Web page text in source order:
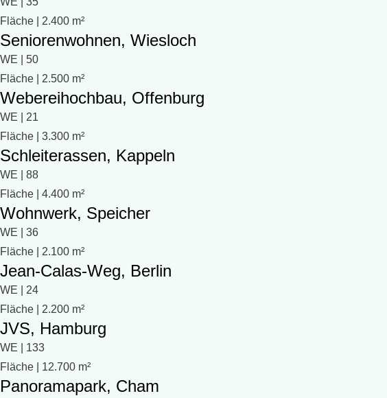
Fläche | 2.400 m²
Seniorenwohnen, Wiesloch
WE | 50
Fläche | 2.500 m²
Webereihochbau, Offenburg
WE | 21
Fläche | 3.300 m²
Schleiterassen, Kappeln
WE | 88
Fläche | 4.400 m²
Wohnwerk, Speicher
WE | 36
Fläche | 2.100 m²
Jean-Calas-Weg, Berlin
WE | 24
Fläche | 2.200 m²
JVS, Hamburg
WE | 133
Fläche | 12.700 m²
Panoramapark, Cham